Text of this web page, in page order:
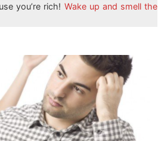
you’re rich! Wake up and smell the